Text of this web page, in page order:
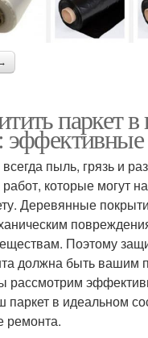
паркет в
пыль, грязь и
которые могут
Деревянные
Поэтому
должна быть вашим
рассмотрим
паркет в идеальном
ремонта.